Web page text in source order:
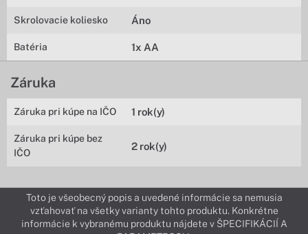
Skrolovacie koliesko Áno
Batéria 1x AA
Záruka
Záruka pri kúpe na IČO 1 rok(y)
Záruka pri kúpe bez
IČO
2 rok(y)
Toto je všeobecný popis a uvedené informácie sa nemusia
vzťahovať na všetky varianty tohto produktu. Konkrétne
informácie k vybranému produktu nájdete v ŠPECIFIKÁCIÍ A